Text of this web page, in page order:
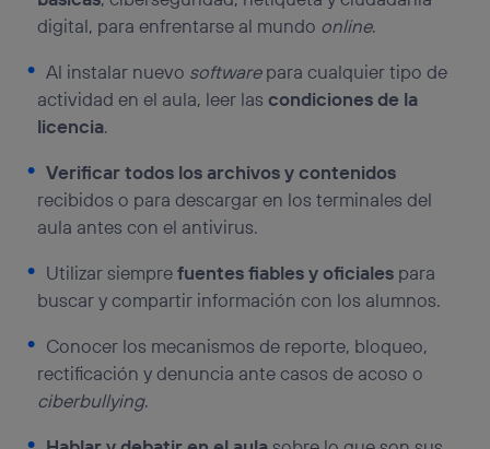
digital, para enfrentarse al mundo online.
Al instalar nuevo softwarepara cualquier tipo de
actividad en el aula, leer lascondiciones de la
licencia.
Verificar todos los archivos y contenidos
recibidos o para descargar en los terminales del
aula antes con el antivirus.
Utilizar siemprefuentes fiables y oficiales para
buscar y compartir información con los alumnos.
Conocer los mecanismos de reporte, bloqueo,
rectificación y denuncia ante casos de acoso o
ciberbullying.